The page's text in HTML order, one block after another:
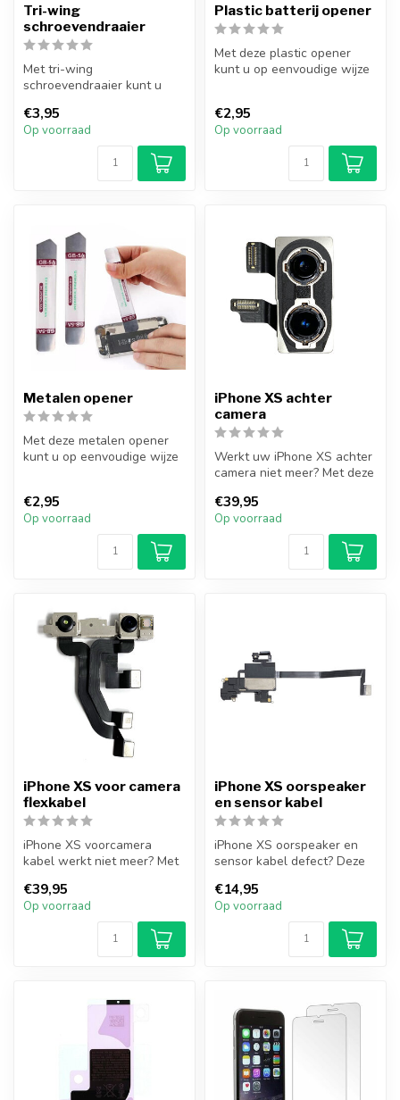
Tri-wing
schroevendraaier
Met tri-wing
schroevendraaier kunt u
en nieuwe uitv...
€3,95
Op voorraad
Plastic batterij opener
Met deze plastic opener
kunt u op eenvoudige wijze
€2,95
Op voorraad
Metalen opener
Met deze metalen opener
kunt u op eenvoudige wijze
€2,95
Op voorraad
iPhone XS achter
camera
Werkt uw iPhone XS achter
camera niet meer? Met deze
en...
€39,95
Op voorraad
iPhone XS voor camera
flexkabel
iPhone XS voorcamera
kabel werkt niet meer? Met
werkt je ...
€39,95
Op voorraad
iPhone XS oorspeaker
en sensor kabel
iPhone XS oorspeaker en
sensor kabel defect? Deze
sensor...
€14,95
Op voorraad